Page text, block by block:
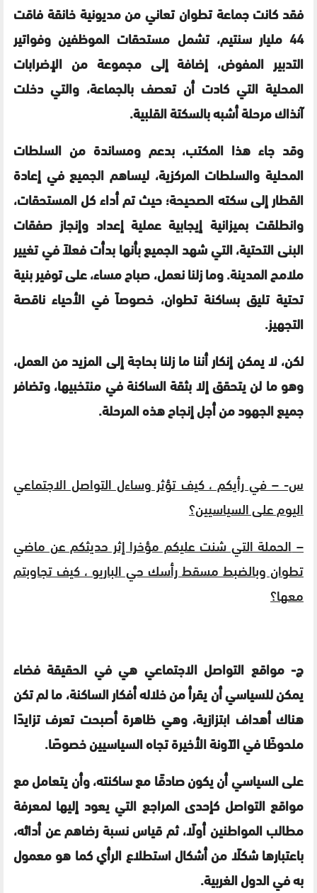
فقد كانت جماعة تطوان تعاني من مديونية خانقة فاقت
44 مليار سنتيم، تشمل مستحقات الموظفين وفواتير
التدبير المفوض، إضافة إلى مجموعة من الإضرابات
المحلية التي كادت أن تعصف بالجماعة، والتي دخلت
آنذاك مرحلة أشبه بالسكتة القلبية.
وقد جاء هذا المكتب، بدعم ومساندة من السلطات
المحلية والسلطات المركزية، ليساهم الجميع في إعادة
القطار إلى سكته الصحيحة؛ حيث تم أداء كل المستحقات،
وانطلقت بميزانية إيجابية عملية إعداد وإنجاز صفقات
البنى التحتية، التي شهد الجميع بأنها بدأت فعلاً في تغيير
ملامح المدينة. وما زلنا نعمل، صباح مساء، على توفير بنية
تحتية تليق بساكنة تطوان، خصوصاً في الأحياء ناقصة
التجهيز.
لكن، لا يمكن إنكار أننا ما زلنا بحاجة إلى المزيد من العمل،
وهو ما لن يتحقق إلا بثقة الساكنة في منتخبيها، وتضافر
جميع الجهود من أجل إنجاح هذه المرحلة.
س- – في رأيكم ، كيف تؤثر وساءل التواصل الاجتماعي
اليوم على السياسيين؟
–الحملة التي شنت عليكم مؤخرا إثر حديثكم عن ماضي
تطوان وبالضبط مسقط رأسك حي الباريو ، كيف تجاوبتم
معها؟
ج- مواقع التواصل الاجتماعي هي في الحقيقة فضاء
يمكن للسياسي أن يقرأ من خلاله أفكار الساكنة، ما لم تكن
هناك أهداف ابتزازية، وهي ظاهرة أصبحت تعرف تزايدًا
ملحوظًا في الآونة الأخيرة تجاه السياسيين خصوصًا.
على السياسي أن يكون صادقًا مع ساكنته، وأن يتعامل مع
مواقع التواصل كإحدى المراجع التي يعود إليها لمعرفة
مطالب المواطنين أولًا، ثم قياس نسبة رضاهم عن أدائه،
باعتبارها شكلًا من أشكال استطلاع الرأي كما هو معمول
به في الدول الغربية.